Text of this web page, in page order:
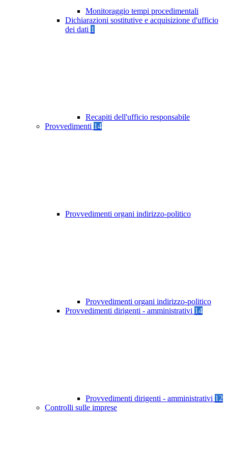
Monitoraggio tempi procedimentali
Dichiarazioni sostitutive e acquisizione d'ufficio
dei dati 1
Recapiti dell'ufficio responsabile
Provvedimenti 14
Provvedimenti organi indirizzo-politico
Provvedimenti organi indirizzo-politico
Provvedimenti dirigenti - amministrativi 14
Provvedimenti dirigenti - amministrativi 12
Controlli sulle imprese